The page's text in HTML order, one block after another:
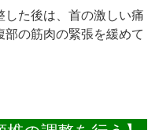
た後は、首の激しい痛
の筋肉の緊張を緩めて